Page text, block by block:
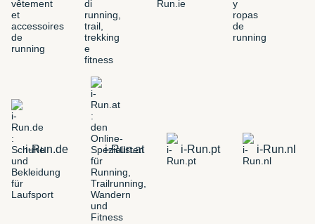
i-Run.de i-Run.at i-Run.pt i-Run.nl